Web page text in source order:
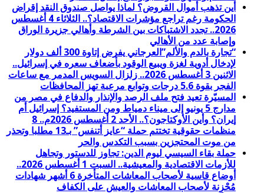
أين تذهب أموال القروض؟ لماذا يواصل صندوق النقد إقراض
الحكومة رغم تراجع مؤشرات الاقتصاد؟.. الثلاثاء 4 أغسطس
2026.. تجدد الاشتباكات بين الشرطة وأهالي جزيرة الوراق
وإصابة عدد من الأهالي
“تجارة بالدم والألم”العرجاني يفرض إتاوة 300 ألف دولار
لإدخال أدوية لغزة ويبيع الوقود بأضعاف سعره في إسرائيل..
الاثنين 3 أغسطس 2026.. زلزال السويس المدمر مع ساعات
الفجر بقوة 5.6 درجات وتوابع مرعبة تهز المحافظات
المسيّرة تعيد فتح ملف الرصد والإنذار والدفاع في مصر من
مدارج 5 يونيو إلى ميناء دمياط ومن المستفيد؟ إسرائيل أم
إيران؟ وأين الأوكتاجون؟.. الأحد 2 أغسطس 2026م.. 8
منظمات حقوقية تختتم حملة “عايز أتنفس” بـ13 مطلبا وتحذر
من موت المحتجزين بسبب التكدس والحر
حملة بقاء السيسي ليوم الدين: تجاوز للدستور وتجاهل
للأزمات الاقتصادية والمعيشية.. السبت 1 أغسطس 2026..
أوضاع قاسية لأصحاب المعاشات المتأخرة 6 أشهر شهادات
مُحْزِنة لأصحاب المعاشات والعيش على الكفاف